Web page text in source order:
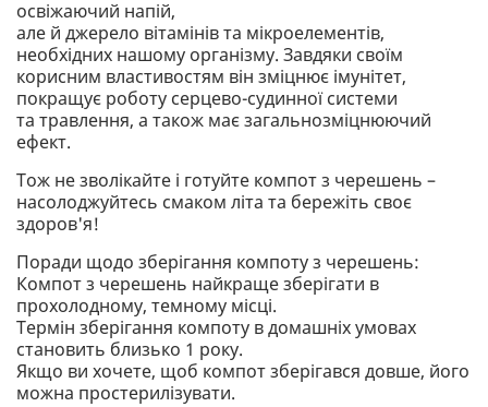
освіжаючий напій,
але й джерело вітамінів та мікроелементів,
необхідних нашому організму. Завдяки своїм
корисним властивостям він зміцнює імунітет,
покращує роботу серцево-судинної системи
та травлення, а також має загальнозміцнюючий
ефект.
Тож не зволікайте і готуйте компот з черешень –
насолоджуйтесь смаком літа та бережіть своє
здоров'я!
Поради щодо зберігання компоту з черешень:
Компот з черешень найкраще зберігати в
прохолодному, темному місці.
Термін зберігання компоту в домашніх умовах
становить близько 1 року.
Якщо ви хочете, щоб компот зберігався довше, його
можна простерилізувати.